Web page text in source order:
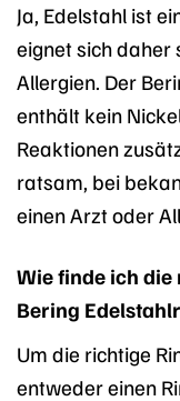
Ja, Edelstahl ist
eignet sich daher
Allergien. Der
enthält kein
Reaktionen
ratsam, bei
einen Arzt oder
Wie finde ich
Bering
Um die richtige
entweder einen